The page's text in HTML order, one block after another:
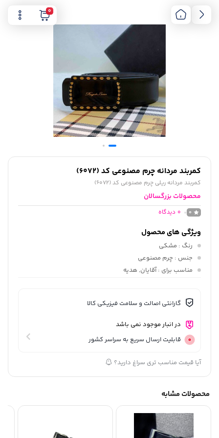
0
کمربند مردانه چرم مصنوعی کد (6072)
کمربند مردانه ریلی چرم مصنوعی کد (6072)
محصولات بزرگسالان
0
0 دیدگاه
ویژگی های محصول
رنگ : مشکی
جنس : چرم مصنوعی
مناسب برای : آقایان, هدیه
گارانتی اصالت و سلامت فیزیکی کالا
در انبار موجود نمی باشد
قابلیت ارسال سریع به سراسر کشور
آیا قیمت مناسب تری سراغ دارید؟
محصولات مشابه